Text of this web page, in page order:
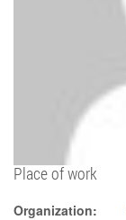
Place of work
Organization: